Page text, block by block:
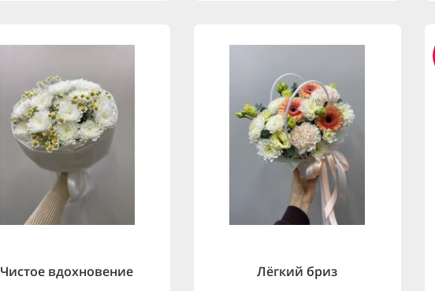
Чистое вдохновение Лёгкий бриз